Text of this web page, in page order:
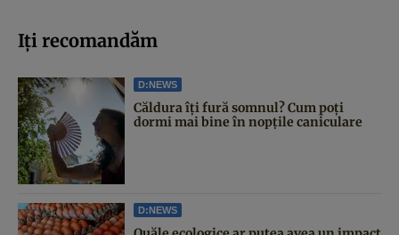
Iți recomandăm
D:NEWS
Căldura îți fură somnul? Cum poți
dormi mai bine în nopțile caniculare
D:NEWS